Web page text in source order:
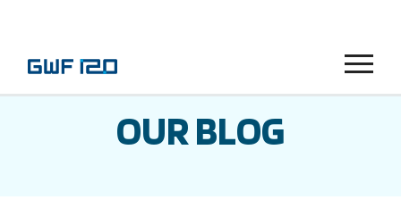
Menu
OUR BLOG